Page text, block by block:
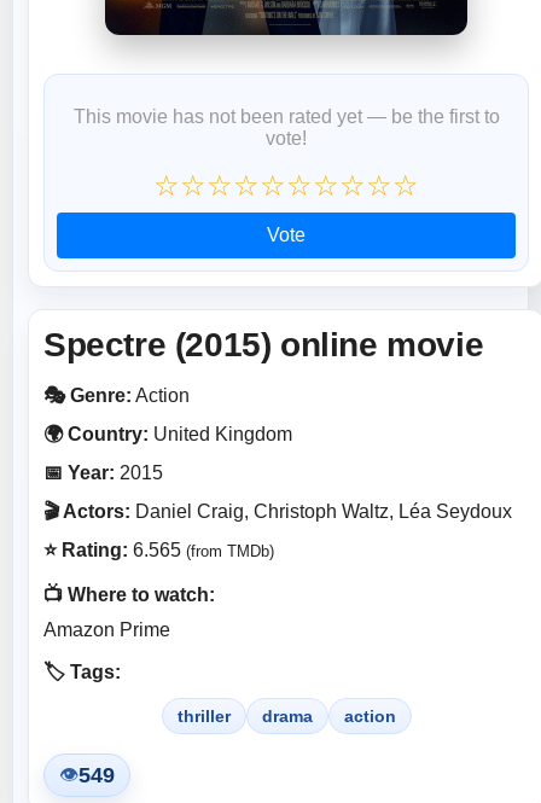
This movie has not been rated yet — be the first to
vote!
☆☆☆☆☆☆☆☆☆☆
Vote
Spectre (2015) online movie
🎭 Genre: Action
🌍 Country: United Kingdom
📅 Year: 2015
🎬 Actors: Daniel Craig, Christoph Waltz, Léa Seydoux
⭐ Rating: 6.565 (from TMDb)
📺 Where to watch:
Amazon Prime
🏷️ Tags:
thriller drama action
👁549